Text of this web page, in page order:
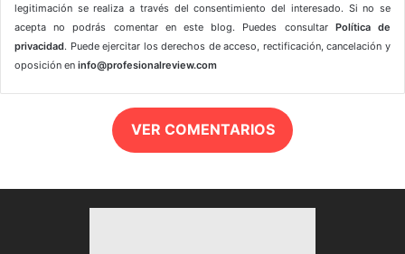
legitimación se realiza a través del consentimiento del interesado. Si no se
acepta no podrás comentar en este blog. Puedes consultar Política de
privacidad. Puede ejercitar los derechos de acceso, rectificación, cancelación y
oposición en info@profesionalreview.com
VER COMENTARIOS